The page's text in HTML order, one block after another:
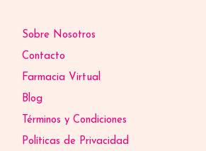
Sobre Nosotros
Contacto
Farmacia Virtual
Blog
Términos y Condiciones
Políticas de Privacidad